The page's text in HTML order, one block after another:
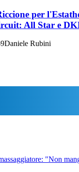
per
All Star e
Daniele Rubini
"Non